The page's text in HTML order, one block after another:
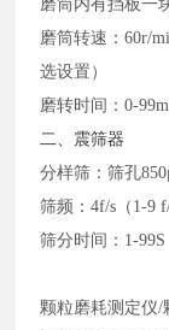
磨筒内有挡板一
磨筒转速：60r/
选设置）
磨转时间：0-
二、震筛器
分样筛：筛孔
筛频：4f/s（1-9
筛分时间： 1-99S
颗粒磨耗测定仪/